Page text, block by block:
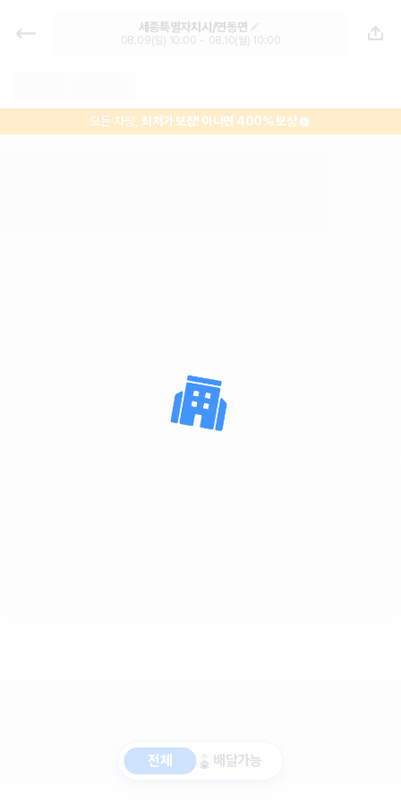
세종특별자치시 렌트카 - 연동면 렌
터카 가격비교, 최저가 보장 1위 카모
세종특별자치시/연동면
08.09(일) 10:00 ~ 08.10(월) 10:00
모든 차량,최저가 보장! 아니면 400% 보상
전체 배달가능